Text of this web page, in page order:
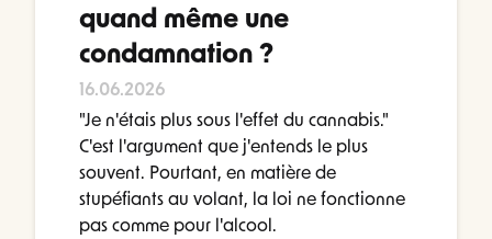
quand même une
condamnation ?
16.06.2026
"Je n'étais plus sous l'effet du cannabis."
C'est l'argument que j'entends le plus
souvent. Pourtant, en matière de
stupéfiants au volant, la loi ne fonctionne
pas comme pour l'alcool.